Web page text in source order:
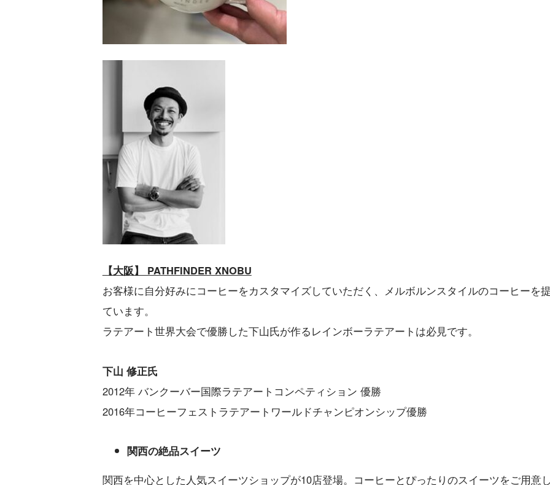
【大阪】 PATHFINDER XNOBU
お客様に自分好みにコーヒーをカスタマイズしていただく、メルボルンスタイルのコーヒーを
ています。
ラテアート世界大会で優勝した下山氏が作るレインボーラテアートは必見です。
下山 修正氏
2012年 バンクーバー国際ラテアートコンペティション 優勝
2016年コーヒーフェストラテアートワールドチャンピオンシップ優勝
関西の絶品スイーツ
関西を中心とした人気スイーツショップが10店登場。コーヒーとぴったりのスイーツをご用意